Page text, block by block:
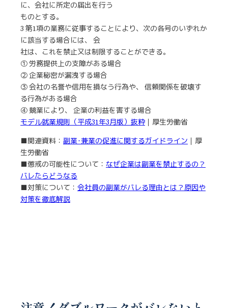
に、会社に所定の届出を行う
ものとする。
3 第1項の業務に従事することにより、次の各号のいずれか
に該当する場合には、 会
社は、これを禁止又は制限することができる。
① 労務提供上の支障がある場合
② 企業秘密が漏洩する場合
③ 会社の名誉や信用を損なう行為や、 信頼関係を破壊す
る行為がある場合
④ 競業により、 企業の利益を害する場合
モデル就業規則（平成31年3月版）抜粋 ｜厚生労働省
■関連資料： 副業･兼業の促進に関するガイドライン ｜厚
生労働省
■懲戒の可能性について： なぜ企業は副業を禁止するの？
バレたらどうなる
■対策について： 会社員の副業がバレる理由とは？原因や
対策を徹底解説